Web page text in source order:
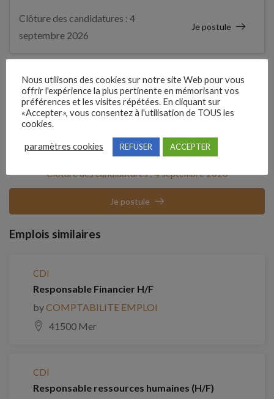
Clôture des candidatures : 4
septembre 2026
Je postule
Référence
Clôture des candidatures : 4 septembre 2026
Je postule
Emplois similaires
CDI
Responsable Financier H/F
byCOMPTABILITE EMPLOI
41500 Mer
CDI
Responsable ressources humaines (H/F)
Nous utilisons des cookies sur notre site Web pour vous
offrir l'expérience la plus pertinente en mémorisant vos
préférences et les visites répétées. En cliquant sur
«Accepter», vous consentez à l'utilisation de TOUS les
cookies.
paramètres cookies REFUSER ACCEPTER